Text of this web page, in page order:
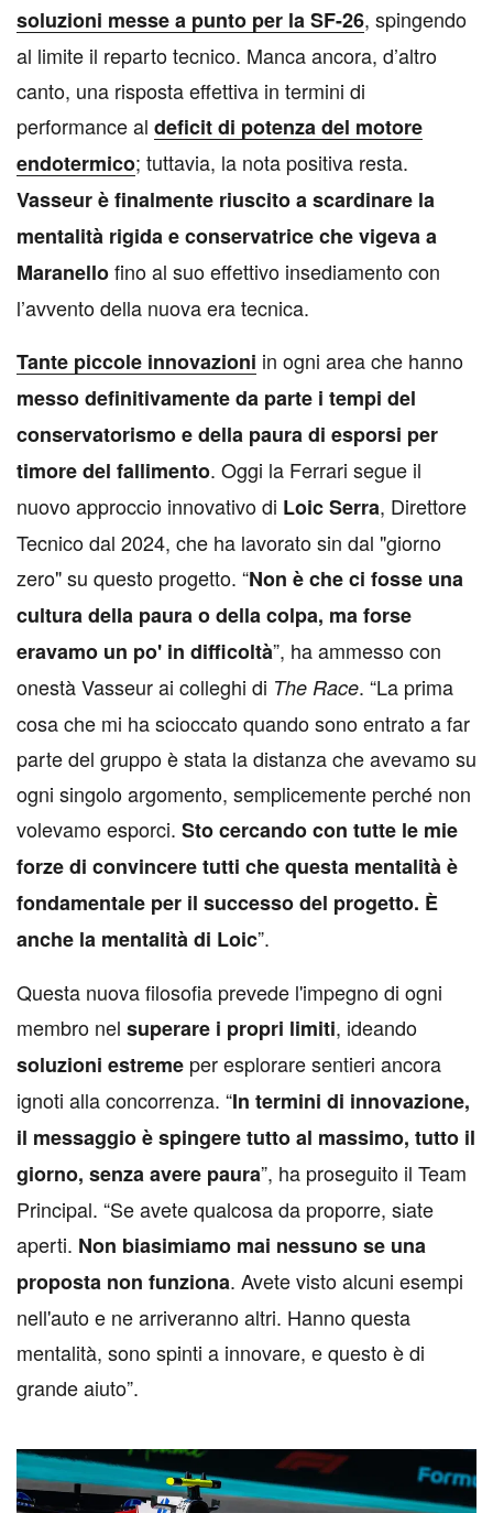
soluzioni messe a punto per la SF-26, spingendo
al limite il reparto tecnico. Manca ancora, d’altro
canto, una risposta effettiva in termini di
performance al deficit di potenza del motore
endotermico; tuttavia, la nota positiva resta.
Vasseur è finalmente riuscito a scardinare la
mentalità rigida e conservatrice che vigeva a
Maranellofino al suo effettivo insediamento con
l’avvento della nuova era tecnica.
Tante piccole innovazioni in ogni area che hanno
messo definitivamente da parte i tempi del
conservatorismo e della paura di esporsi per
timore del fallimento. Oggi la Ferrari segue il
nuovo approccio innovativo di Loic Serra, Direttore
Tecnico dal 2024, che ha lavorato sin dal "giorno
zero" su questo progetto. “Non è che ci fosse una
cultura della paura o della colpa, ma forse
eravamo un po' in difficoltà”, ha ammesso con
onestà Vasseur ai colleghi di The Race. “La prima
cosa che mi ha scioccato quando sono entrato a far
parte del gruppo è stata la distanza che avevamo su
ogni singolo argomento, semplicemente perché non
volevamo esporci. Sto cercando con tutte le mie
forze di convincere tutti che questa mentalità è
fondamentale per il successo del progetto. È
anche la mentalità di Loic”.
Questa nuova filosofia prevede l'impegno di ogni
membro nel superare i propri limiti, ideando
soluzioni estreme per esplorare sentieri ancora
ignoti alla concorrenza. “In termini di innovazione,
il messaggio è spingere tutto al massimo, tutto il
giorno, senza avere paura”, ha proseguito il Team
Principal. “Se avete qualcosa da proporre, siate
aperti. Non biasimiamo mai nessuno se una
proposta non funziona. Avete visto alcuni esempi
nell'auto e ne arriveranno altri. Hanno questa
mentalità, sono spinti a innovare, e questo è di
grande aiuto”.